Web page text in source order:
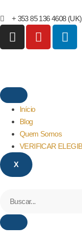
+ 353 85 136 4608 (UK)
Início
Blog
Quem Somos
VERIFICAR
X